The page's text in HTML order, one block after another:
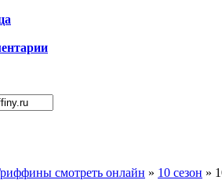
смотреть онлайн » 10 сезон »